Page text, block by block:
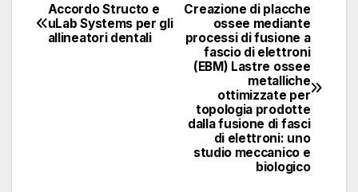
Navigazione
articoli
Creazione di placche
ossee mediante
processi di fusione a
fascio di elettroni
(EBM) Lastre ossee
metalliche
ottimizzate per
topologia prodotte
dalla fusione di fasci
di elettroni: uno
studio meccanico e
biologico
Accordo Structo e
uLab Systems per gli
allineatori dentali